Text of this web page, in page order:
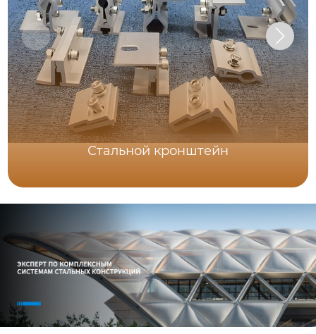
Стальной кронштейн